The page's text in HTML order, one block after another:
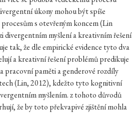
úkony mohou být spíše
s otevřeným koncem (Lin
divergentním myšlení a kreativním řešení
tak, že dle empirické evidence tyto dva
a kreativní řešení problémů predikuje
pracovní paměti a genderové rozdíly
(Lin, 2012), kdežto tyto kognitivní
myšlením. z tohoto důvodů
že by toto překvapivé zjištění mohla